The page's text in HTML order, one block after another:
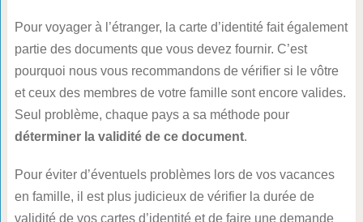
Pour voyager à l’étranger, la carte d’identité fait également
partie des documents que vous devez fournir. C’est
pourquoi nous vous recommandons de vérifier si le vôtre
et ceux des membres de votre famille sont encore valides.
Seul problème, chaque pays a sa méthode pour
déterminer la validité de ce document.
Pour éviter d’éventuels problèmes lors de vos vacances
en famille, il est plus judicieux de vérifier la durée de
validité de vos cartes d’identité et de faire une demande